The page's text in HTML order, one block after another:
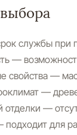
службы при
—
свойства —
—
отделки —
для